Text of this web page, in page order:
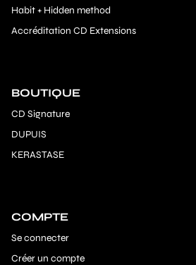
Habit + Hidden method
Accréditation CD Extensions
BOUTIQUE
CD Signature
DUPUIS
KERASTASE
COMPTE
Se connecter
Créer un compte